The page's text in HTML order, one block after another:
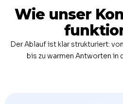
Wie unser
Der Ablauf ist klar strukturiert:
bis zu warmen Antworten in